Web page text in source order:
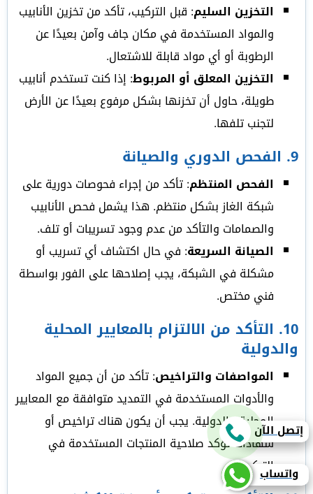
التخزين السليم: قبل التركيب، تأكد من تخزين الأنابيب
والمواد المستخدمة في مكان جاف وآمن بعيدًا عن
الرطوبة أو أي مواد قابلة للاشتعال.
التخزين المعلق أو المربوط: إذا كنت تستخدم أنابيب
طويلة، حاول أن تخزنها بشكل مرفوع بعيدًا عن الأرض
لتجنب تلفها.
9. الفحص الدوري والصيانة
الفحص المنتظم: تأكد من إجراء فحوصات دورية على
شبكة الغاز بشكل منتظم. هذا يشمل فحص الأنابيب
والصمامات والتأكد من عدم وجود تسريبات أو تلف.
الصيانة السريعة: في حال اكتشاف أي تسريب أو
مشكلة في الشبكة، يجب إصلاحها على الفور بواسطة
فني مختص.
10. التأكد من الالتزام بالمعايير المحلية
والدولية
المواصفات والتراخيص: تأكد من أن جميع المواد
والأدوات المستخدمة في التمديد متوافقة مع المعايير
المحلية والدولية. يجب أن يكون هناك تراخيص أو
شهادات تؤكد صلاحية المنتجات المستخدمة في
التركيب.
إتصل الآن
واتساب